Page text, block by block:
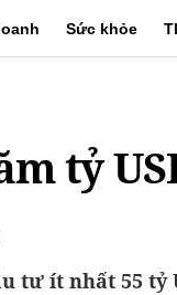
Sức khỏe
tỷ
tư ít nhất 55 tỷ